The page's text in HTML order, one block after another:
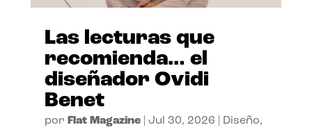
Las lecturas que
recomienda… el
diseñador Ovidi
Benet
por Flat Magazine| Jul 30, 2026 Diseño,